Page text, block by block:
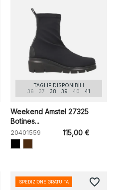
TAGLIE DISPONIBILI
36
37 38 39 40 41
Weekend Amstel 27325
Botines...
20401559 115,00 €
SPEDIZIONE GRATUITA favorite_border